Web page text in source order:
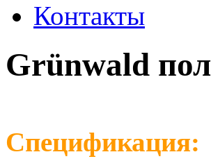
Контакты
Grünwald
Спецификация: